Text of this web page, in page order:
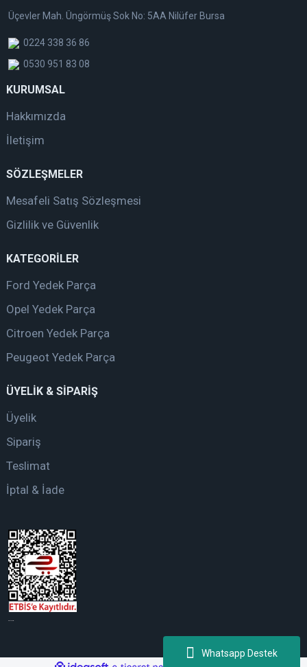
Whatsapp Destek
Üçevler Mah. Üngörmüş Sok No: 5AA Nilüfer Bursa
0224 338 36 86
0530 951 83 08
KURUMSAL
Hakkımızda
İletişim
SÖZLEŞMELER
Mesafeli Satış Sözleşmesi
Gizlilik ve Güvenlik
KATEGORİLER
Ford Yedek Parça
Opel Yedek Parça
Citroen Yedek Parça
Peugeot Yedek Parça
ÜYELİK & SİPARİŞ
Üyelik
Sipariş
Teslimat
İptal & İade